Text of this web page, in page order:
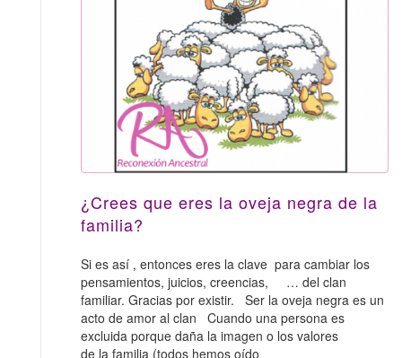
¿Crees que eres la oveja negra de la
familia?
Si es así , entonces eres la clave para cambiar los
pensamientos, juicios, creencias, … del clan
familiar. Gracias por existir. Ser la oveja negra es un
acto de amor al clan Cuando una persona es
excluida porque daña la imagen o los valores
de la familia (todos hemos oído